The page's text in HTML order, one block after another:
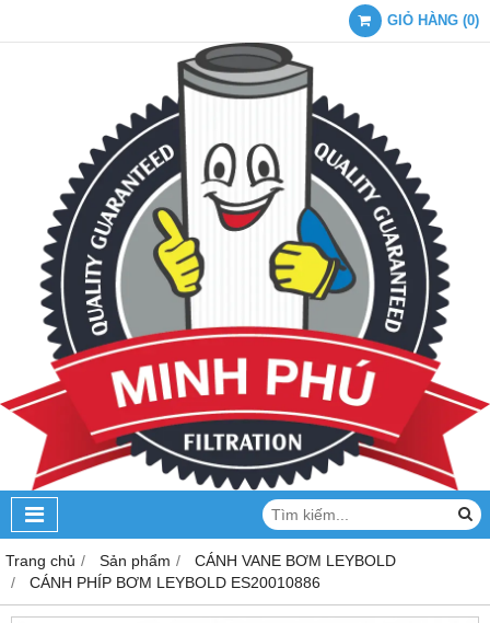
GIỎ HÀNG (0)
Trang chủ Sản phẩm
CÁNH VANE BƠM LEYBOLD
CÁNH PHÍP BƠM LEYBOLD ES20010886